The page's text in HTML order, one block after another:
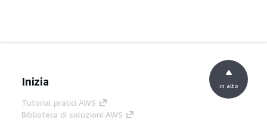
Inizia
Tutorial pratici AWS
Biblioteca di soluzioni AWS
in alto